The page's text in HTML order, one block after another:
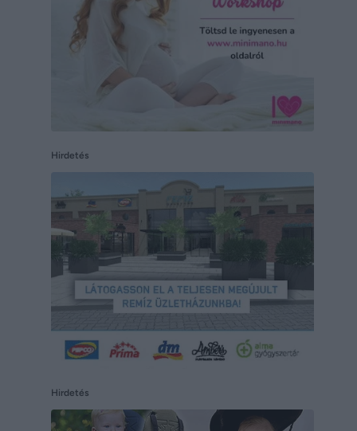
Hirdetés
Hirdetés